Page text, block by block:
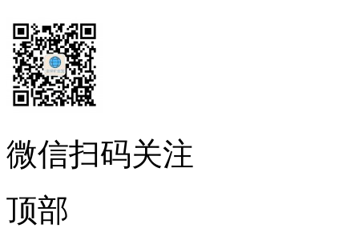
微信扫码关注
顶部